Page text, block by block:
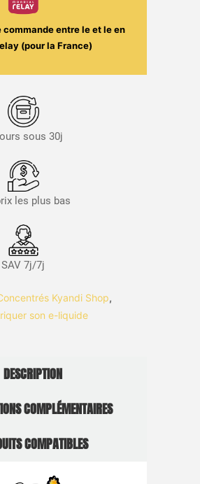
commande entre leet leen
(pour la France)
sous 30j
les plus bas
SAV 7j/7j
Kyandi Shop,
son e-liquide
DESCRIPTION
COMPLÉMENTAIRES
COMPATIBLES